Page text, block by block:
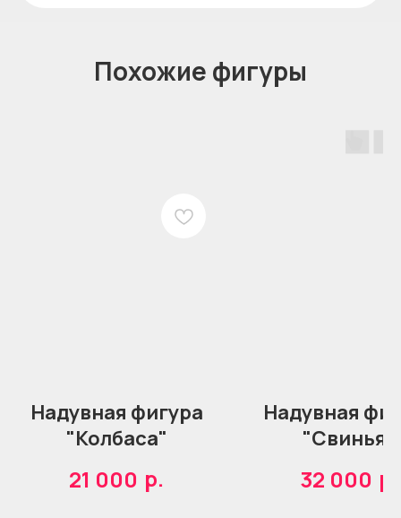
Похожие фигуры
Надувная фигура
"Колбаса"
21 000 р.
Надувная
"Свинья"
32 000 р.